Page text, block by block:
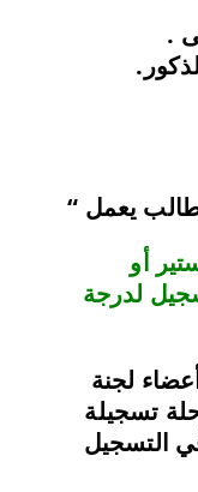
يعمل “
أو
لدرجة
لجنة
تسجيلة
التسجيل